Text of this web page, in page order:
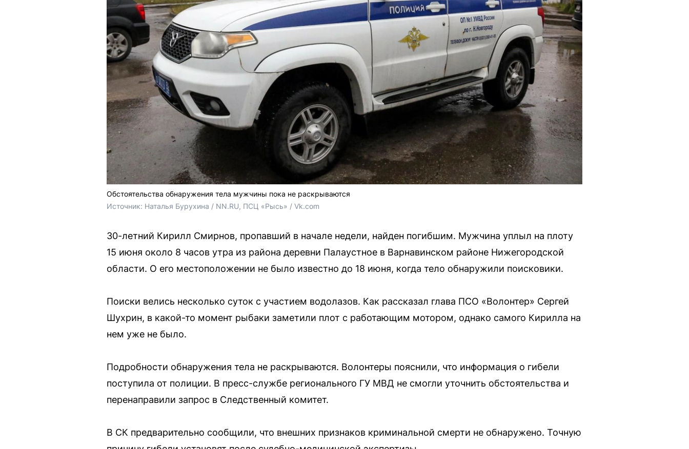
Обстоятельства обнаружения тела мужчины пока не раскрываются
Источник: Наталья Бурухина / NN.RU, ПСЦ «Рысь» / Vk.com
30-летний Кирилл Смирнов, пропавший в начале недели, найден погибшим. Мужчина уплыл на плоту
15 июня около 8 часов утра из района деревни Палаустное в Варнавинском районе Нижегородской
области. О его местоположении не было известно до 18 июня, когда тело обнаружили поисковики.
Поиски велись несколько суток с участием водолазов. Как рассказал глава ПСО «Волонтер» Сергей
Шухрин, в какой-то момент рыбаки заметили плот с работающим мотором, однако самого Кирилла на
нем уже не было.
Подробности обнаружения тела не раскрываются. Волонтеры пояснили, что информация о гибели
поступила от полиции. В пресс-службе регионального ГУ МВД не смогли уточнить обстоятельства и
перенаправили запрос в Следственный комитет.
В СК предварительно сообщили, что внешних признаков криминальной смерти не обнаружено. Точную